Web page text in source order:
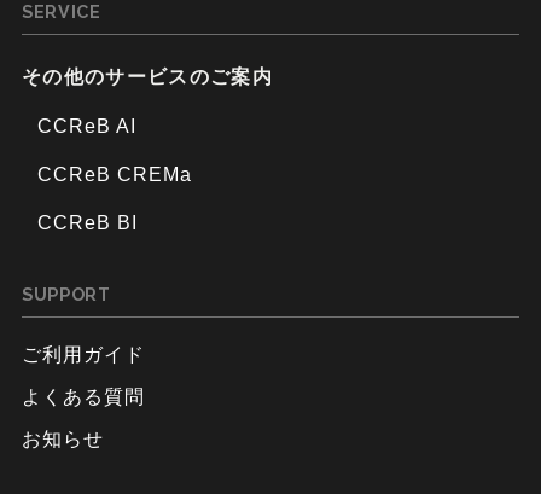
SERVICE
その他のサービスのご案内
CCReB AI
CCReB CREMa
CCReB BI
SUPPORT
ご利用ガイド
よくある質問
お知らせ